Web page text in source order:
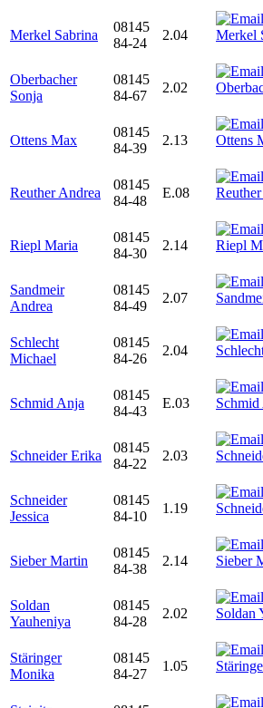
Merkel Sabrina
08145
84-24
2.04
Oberbacher
Sonja
08145
84-67
2.02
Ottens Max
08145
84-39
2.13
Reuther Andrea
08145
84-48
E.08
Riepl Maria
08145
84-30
2.14
Sandmeir
Andrea
08145
84-49
2.07
Schlecht
Michael
08145
84-26
2.04
Schmid Anja
08145
84-43
E.03
Schneider Erika
08145
84-22
2.03
Schneider
Jessica
08145
84-10
1.19
Sieber Martin
08145
84-38
2.14
Soldan
Yauheniya
08145
84-28
2.02
Stäringer
Monika
08145
84-27
1.05